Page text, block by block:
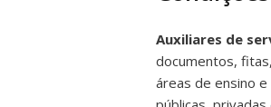
Auxiliares de
documentos,
áreas de ensino